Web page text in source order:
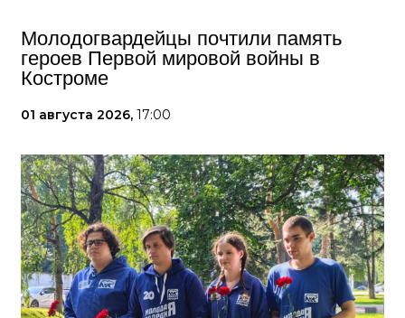
Молодогвардейцы почтили память
героев Первой мировой войны в
Костроме
01 августа 2026, 17:00